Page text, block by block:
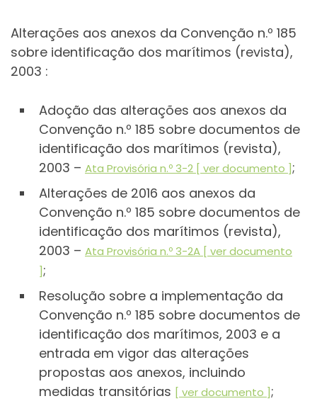
Alterações aos anexos da Convenção n.º 185
sobre identificação dos marítimos (revista),
2003 :
Adoção das alterações aos anexos da
Convenção n.º 185 sobre documentos de
identificação dos marítimos (revista),
2003 – Ata Provisória n.º 3-2 [ ver documento ];
Alterações de 2016 aos anexos da
Convenção n.º 185 sobre documentos de
identificação dos marítimos (revista),
2003 – Ata Provisória n.º 3-2A [ ver documento
];
Resolução sobre a implementação da
Convenção n.º 185 sobre documentos de
identificação dos marítimos, 2003 e a
entrada em vigor das alterações
propostas aos anexos, incluindo
medidas transitórias [ ver documento ];